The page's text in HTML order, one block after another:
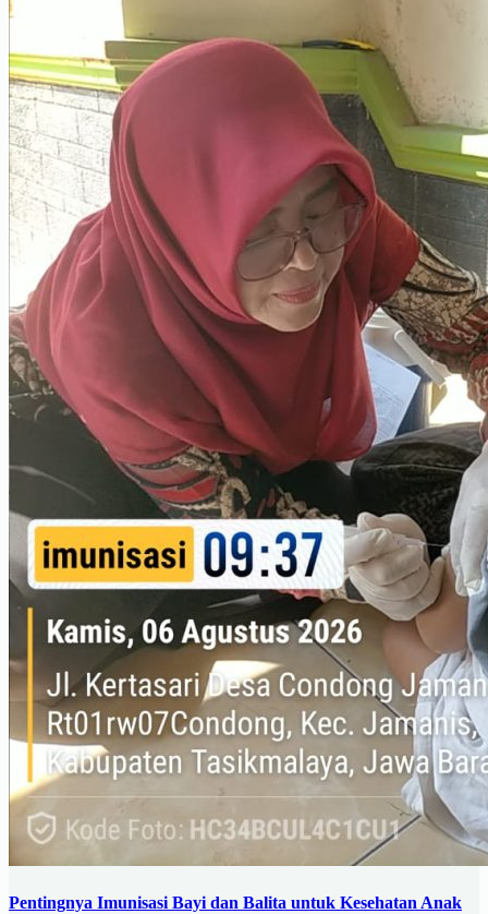
Pentingnya Imunisasi Bayi dan Balita untuk Kesehatan Anak